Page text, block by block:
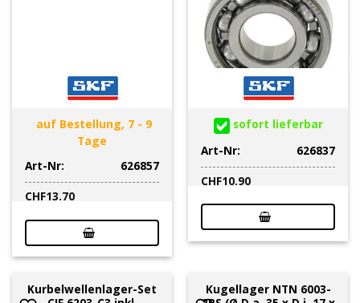
auf Bestellung, 7 - 9
Tage
Art-Nr:
626857
CHF13.70
sofort lieferbar
Art-Nr:
626837
CHF10.90
Kurbelwellenlager-Set
Kugellager NTN 6003-